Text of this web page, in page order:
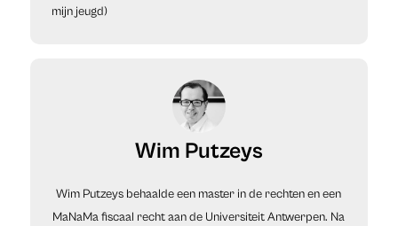
mijn jeugd)
Wim Putzeys
Wim Putzeys behaalde een master in de rechten en een
MaNaMa fiscaal recht aan de Universiteit Antwerpen. Na